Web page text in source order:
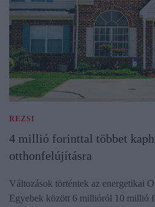
REZSI
4 millió forinttal többet
otthonfelújításra
Változások történtek az energetikai
Egyebek között 6 millióról 10 millió